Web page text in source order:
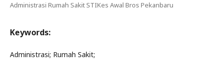
Administrasi Rumah Sakit STIKes Awal Bros Pekanbaru
Keywords:
Administrasi; Rumah Sakit;